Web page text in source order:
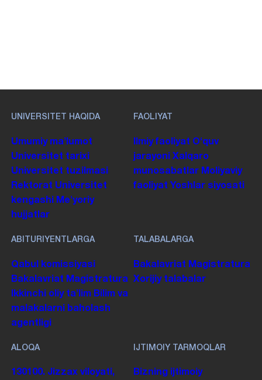
UNIVERSITET HAQIDA
Umumiy maʼlumot
Universitet tarixi
Universitet tuzilmasi
Rektorat Universitet
kengashi Me'yoriy
hujjatlar
FAOLIYAT
Ilmiy faoliyat Oʻquv
jarayoni Xalqaro
munosabatlar Moliyaviy
faoliyat Yoshlar siyosati
ABITURIYENTLARGA
Qabul komissiyasi
Bakalavriat Magistratura
Ikkinchi oliy taʼlim Bilim va
malakalarni baholash
agentligi
TALABALARGA
Bakalavriat Magistratura
Xorijiy talabalar
ALOQA
130100. Jizzax viloyati,
IJTIMOIY TARMOQLAR
Bizning ijtimoiy